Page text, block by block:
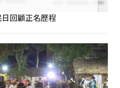
回顧正名歷程